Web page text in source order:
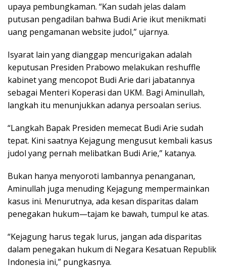
upaya pembungkaman. “Kan sudah jelas dalam
putusan pengadilan bahwa Budi Arie ikut menikmati
uang pengamanan website judol,” ujarnya.
Isyarat lain yang dianggap mencurigakan adalah
keputusan Presiden Prabowo melakukan reshuffle
kabinet yang mencopot Budi Arie dari jabatannya
sebagai Menteri Koperasi dan UKM. Bagi Aminullah,
langkah itu menunjukkan adanya persoalan serius.
“Langkah Bapak Presiden memecat Budi Arie sudah
tepat. Kini saatnya Kejagung mengusut kembali kasus
judol yang pernah melibatkan Budi Arie,” katanya.
Bukan hanya menyoroti lambannya penanganan,
Aminullah juga menuding Kejagung mempermainkan
kasus ini. Menurutnya, ada kesan disparitas dalam
penegakan hukum—tajam ke bawah, tumpul ke atas.
“Kejagung harus tegak lurus, jangan ada disparitas
dalam penegakan hukum di Negara Kesatuan Republik
Indonesia ini,” pungkasnya.